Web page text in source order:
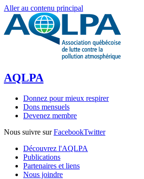
Aller au contenu principal
AQLPA
Donnez pour mieux respirer
Dons mensuels
Devenez membre
Nous suivre surFacebookTwitter
Découvrez l'AQLPA
Publications
Partenaires et liens
Nous joindre